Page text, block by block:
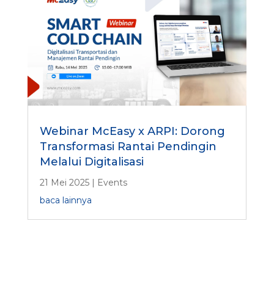
Webinar McEasy x ARPI: Dorong
Transformasi Rantai Pendingin
Melalui Digitalisasi
21 Mei 2025| Events
baca lainnya